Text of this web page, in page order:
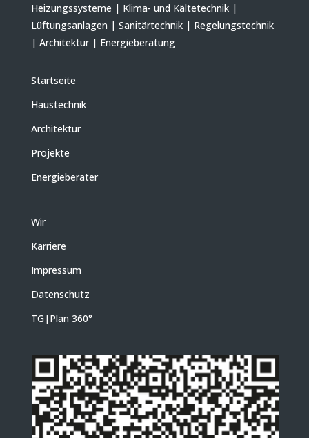
Heizungssysteme | Klima- und Kältetechnik |
Lüftungsanlagen | Sanitärtechnik | Regelungstechnik
| Architektur | Energieberatung
Startseite
Haustechnik
Architektur
Projekte
Energieberater
Wir
Karriere
Impressum
Datenschutz
TG|Plan 360°